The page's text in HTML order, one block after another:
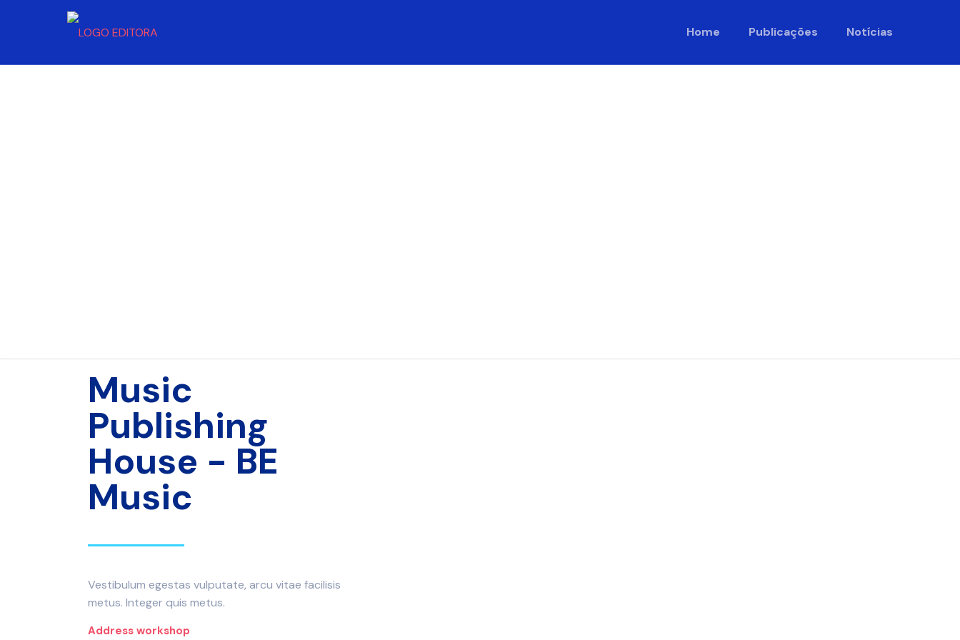
Home Publicações Notícias
Music
Publishing
House - BE
Music
Vestibulum egestas vulputate, arcu vitae facilisis
metus. Integer quis metus.
Address workshop